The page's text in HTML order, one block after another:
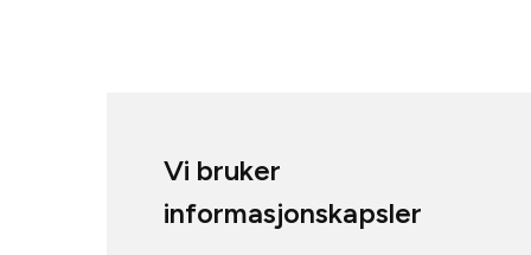
Vi bruker
informasjonskapsler